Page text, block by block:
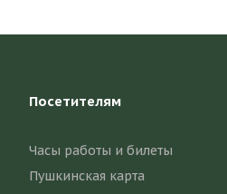
Посетителям
Часы работы и билеты
Пушкинская карта